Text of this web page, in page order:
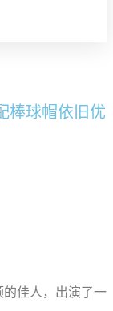
棒球帽依旧优
佳人，出演了一